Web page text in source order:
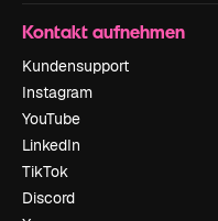
Kontakt aufnehmen
Kundensupport
Instagram
YouTube
LinkedIn
TikTok
Discord